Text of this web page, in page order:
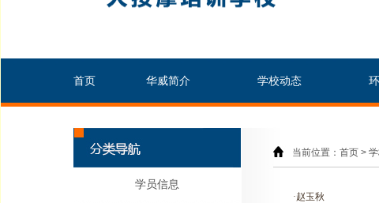
首页 华威简介 学校动态
学员信息
当前位置：首页 >
·赵玉秋